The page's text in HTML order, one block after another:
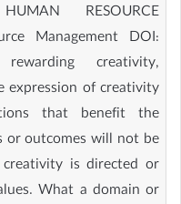
RESOURCE
Management DOI:
creativity,
expression of creativity
that benefit the
or outcomes will not be
is directed or
What a domain or